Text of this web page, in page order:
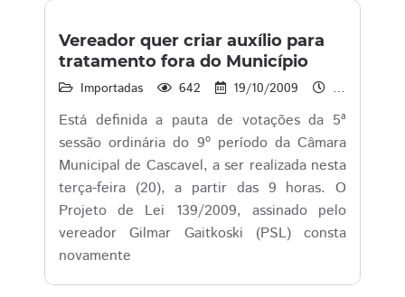
Vereador quer criar auxílio para
tratamento fora do Município
Importadas 642 19/10/2009 16:09
Está definida a pauta de votações da 5ª
sessão ordinária do 9º período da Câmara
Municipal de Cascavel, a ser realizada nesta
terça-feira (20), a partir das 9 horas. O
Projeto de Lei 139/2009, assinado pelo
vereador Gilmar Gaitkoski (PSL) consta
novamente